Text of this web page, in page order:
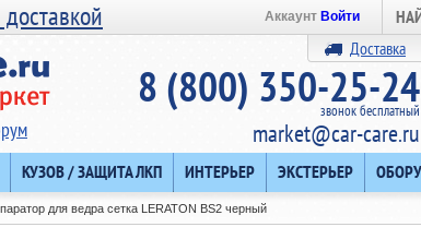
Аккаунт Войти
Доставка
8 (800) 350-25-24
звонок бесплатный
market@car-care.ru
КУЗОВ / ЗАЩИТА ЛКП ИНТЕРЬЕР ЭКСТЕРЬЕР
для ведра сетка LERATON BS2 черный